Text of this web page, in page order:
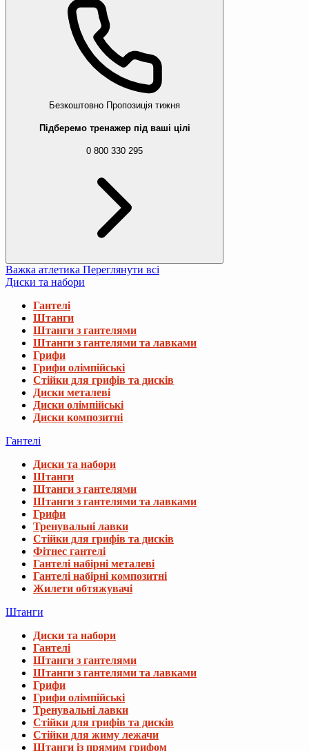
Безкоштовно Пропозиція тижня
Підберемо тренажер під ваші цілі
0 800 330 295
Важка атлетика Переглянути всі
Диски та набори
Гантелі
Штанги
Штанги з гантелями
Штанги з гантелями та лавками
Грифи
Грифи олімпійські
Стійки для грифів та дисків
Диски металеві
Диски олімпійські
Диски композитні
Гантелі
Диски та набори
Штанги
Штанги з гантелями
Штанги з гантелями та лавками
Грифи
Тренувальні лавки
Стійки для грифів та дисків
Фітнес гантелі
Гантелі набірні металеві
Гантелі набірні композитні
Жилети обтяжувачі
Штанги
Диски та набори
Гантелі
Штанги з гантелями
Штанги з гантелями та лавками
Грифи
Грифи олімпійські
Тренувальні лавки
Стійки для грифів та дисків
Стійки для жиму лежачи
Штанги із прямим грифом